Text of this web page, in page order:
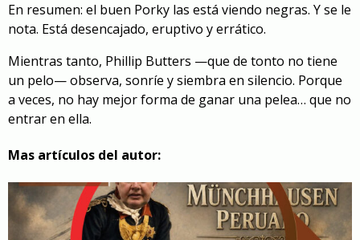
En resumen: el buen Porky las está viendo negras. Y se le
nota. Está desencajado, eruptivo y errático.
Mientras tanto, Phillip Butters —que de tonto no tiene
un pelo— observa, sonríe y siembra en silencio. Porque
a veces, no hay mejor forma de ganar una pelea… que no
entrar en ella.
Mas artículos del autor: